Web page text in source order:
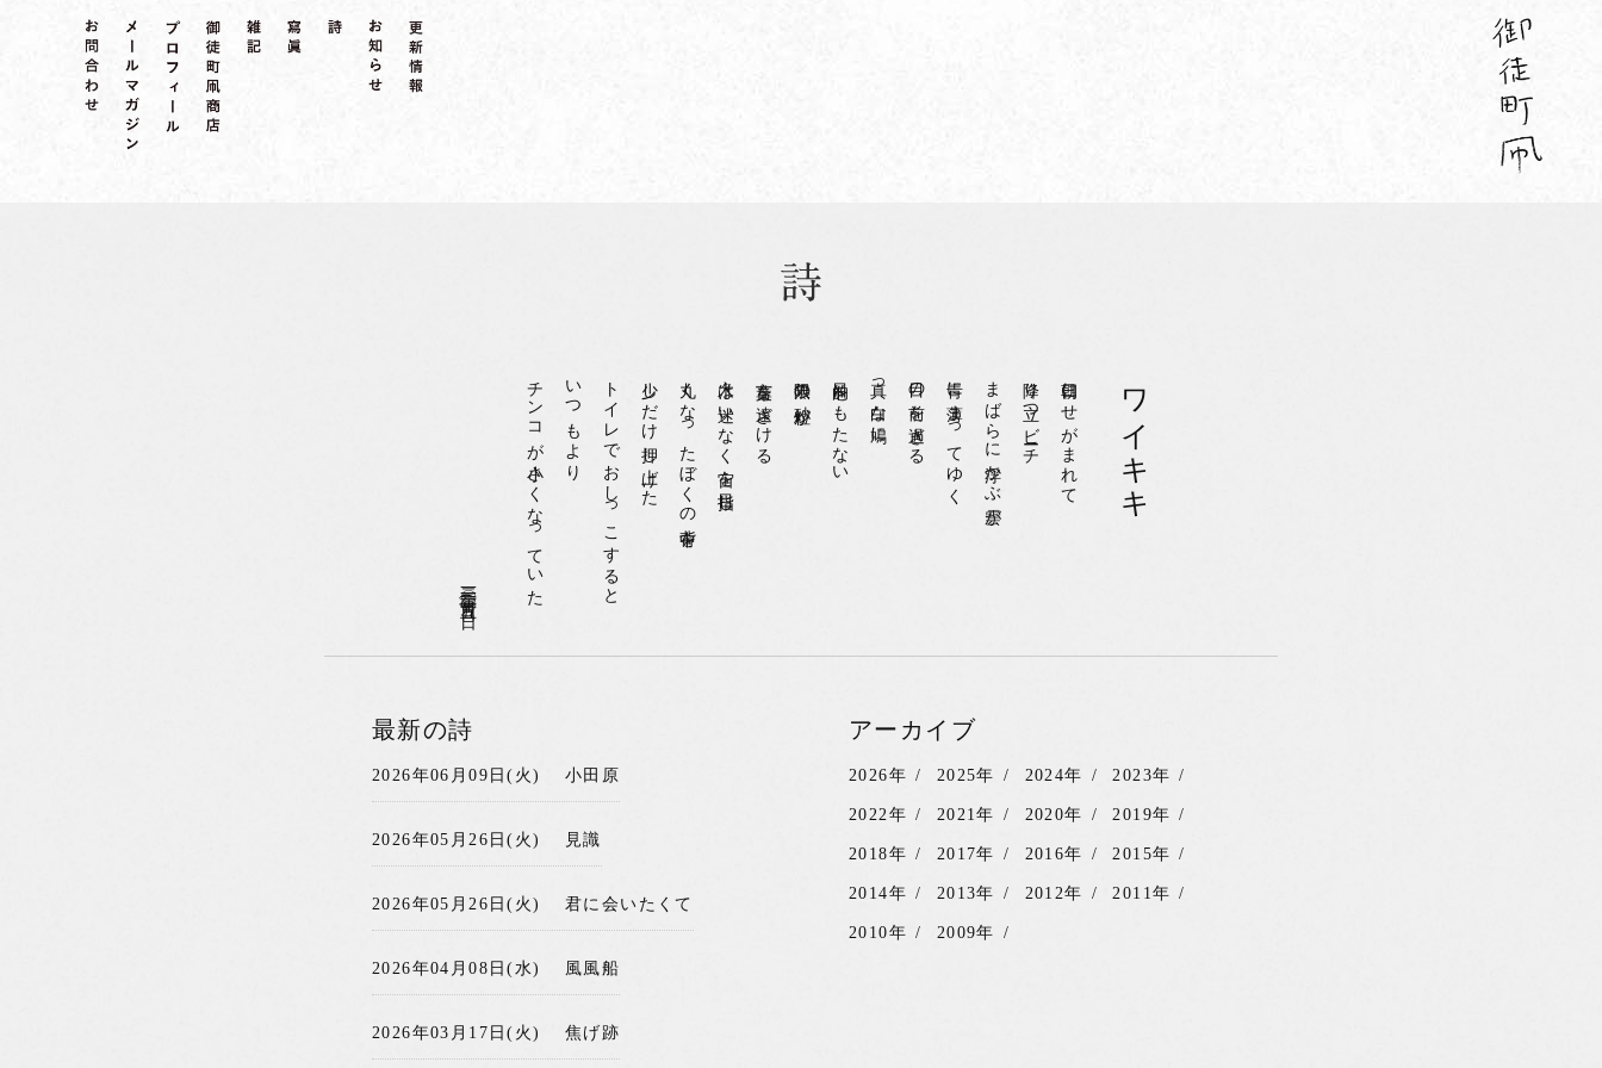
ワイキキ
朝日にせがまれて
降り立つビーチ
まばらに浮かぶ雲が
青に薄まってゆく
目の前を過ぎる
真っ白な鳩に
目的をもたない
無限の砂粒が
言葉を遠ざける
木々は迷いなく宙を目指し
丸くなったぼくの背中を
少しだけ押し上げた
トイレでおしっこすると
いつもより
チンコが小さくなっていた
二〇一二年〇一月一五日(日)
最新の詩
2026年06月09日(火) 小田原
2026年05月26日(火) 見識
2026年05月26日(火) 君に会いたくて
2026年04月08日(水) 風風船
2026年03月17日(火) 焦げ跡
アーカイブ
2026年 2025年 2024年 2023年
2022年 2021年 2020年 2019年
2018年 2017年 2016年 2015年
2014年 2013年 2012年 2011年
2010年 2009年